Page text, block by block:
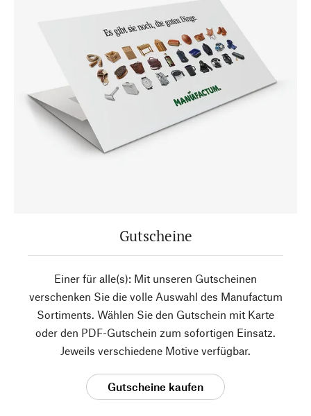
Gutscheine
Einer für alle(s): Mit unseren Gutscheinen
verschenken Sie die volle Auswahl des Manufactum
Sortiments. Wählen Sie den Gutschein mit Karte
oder den PDF-Gutschein zum sofortigen Einsatz.
Jeweils verschiedene Motive verfügbar.
Gutscheine kaufen